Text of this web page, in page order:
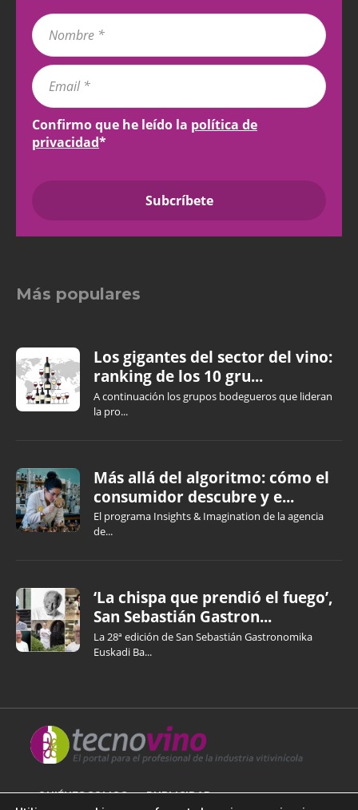
Confirmo que he leído la política de
privacidad*
Más populares
Los gigantes del sector del vino:
ranking de los 10 gru...
A continuación los grupos bodegueros que lideran
la pro...
Más allá del algoritmo: cómo el
consumidor descubre y e...
El programa Insights & Imagination de la agencia
de...
‘La chispa que prendió el fuego’,
San Sebastián Gastron...
La 28ª edición de San Sebastián Gastronomika
Euskadi Ba...
QUIÉNES SOMOS PUBLICIDAD